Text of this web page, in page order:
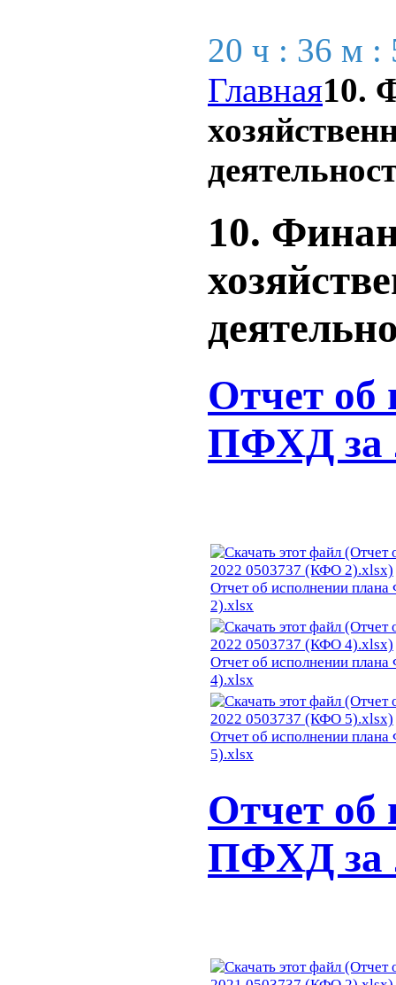
20 ч : 36 м :
Главная10.
10.
Отчет об
ПФХД за
Отчет об исполнении
2).xlsx
Отчет об исполнении
4).xlsx
Отчет об исполнении
5).xlsx
Отчет об
ПФХД за